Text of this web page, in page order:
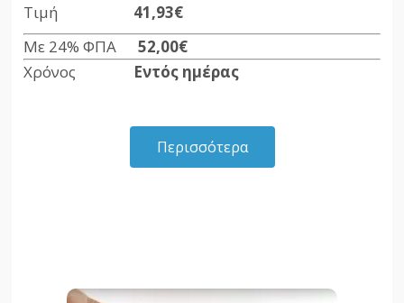
Τιμή 41,93€
Με 24% ΦΠΑ52,00€
Χρόνος Εντός ημέρας
Περισσότερα